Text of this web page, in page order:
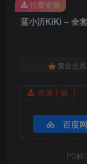
蓝小沂KiKi – 全
黄金会员
资源下载
百度
PC解
付费资源